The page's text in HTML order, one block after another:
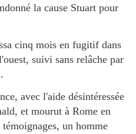
la cause Stuart pour
cinq mois en fugitif dans
suivi sans relâche par
avec l'aide désintéressée
et mourut à Rome en
un homme